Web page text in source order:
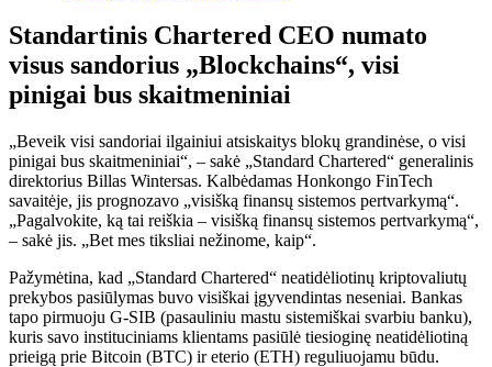
Standartinis Chartered CEO numato
visus sandorius „Blockchains“, visi
pinigai bus skaitmeniniai
„Beveik visi sandoriai ilgainiui atsiskaitys blokų grandinėse, o visi
pinigai bus skaitmeniniai“, – sakė „Standard Chartered“ generalinis
direktorius Billas Wintersas. Kalbėdamas Honkongo FinTech
savaitėje, jis prognozavo „visišką finansų sistemos pertvarkymą“.
„Pagalvokite, ką tai reiškia – visišką finansų sistemos pertvarkymą“,
– sakė jis. „Bet mes tiksliai nežinome, kaip“.
Pažymėtina, kad „Standard Chartered“ neatidėliotinų kriptovaliutų
prekybos pasiūlymas buvo visiškai įgyvendintas neseniai. Bankas
tapo pirmuoju G-SIB (pasauliniu mastu sistemiškai svarbiu banku),
kuris savo instituciniams klientams pasiūlė tiesioginę neatidėliotiną
prieigą prie Bitcoin (BTC) ir eterio (ETH) reguliuojamu būdu.